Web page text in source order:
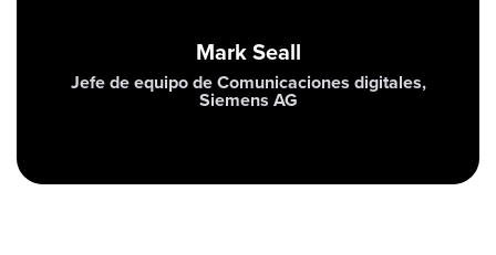
Mark Seall
Jefe de equipo de Comunicaciones digitales,
Siemens AG